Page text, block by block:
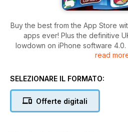
Buy the best from the App Store
apps ever! Plus the definitive
lowdown on iPhone software 4.0.
gives you 10 apps to help you
read
SELEZIONARE IL FORMATO:
Offerte digitali